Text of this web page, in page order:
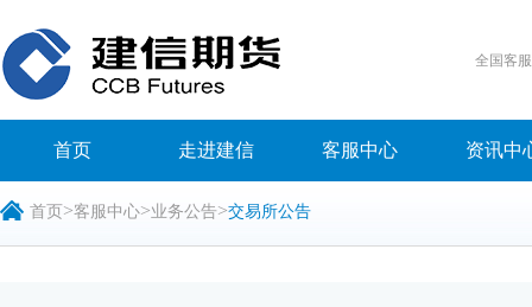
全国客
首页 走进建信 客服中心 资讯中
首页 >客服中心>业务公告>交易所公告